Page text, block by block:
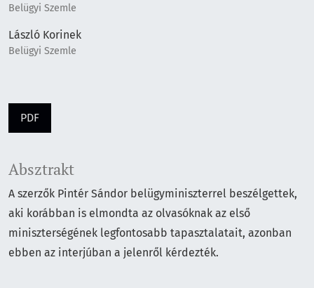
Belügyi Szemle
László Korinek
Belügyi Szemle
PDF
Absztrakt
A szerzők Pintér Sándor belügyminiszterrel beszélgettek,
aki korábban is elmondta az olvasóknak az első
miniszterségének legfontosabb tapasztalatait, azonban
ebben az interjúban a jelenről kérdezték.